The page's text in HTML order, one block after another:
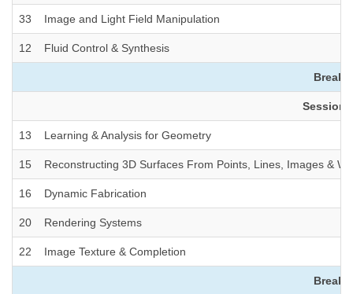
33 Image and Light Field Manipulation
12 Fluid Control & Synthesis
Break
Session
13 Learning & Analysis for Geometry
15 Reconstructing 3D Surfaces From Points, Lines, Images &
16 Dynamic Fabrication
20 Rendering Systems
22 Image Texture & Completion
Break